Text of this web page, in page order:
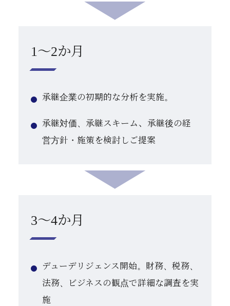
1～2か月
承継企業の初期的な分析を実施。
承継対価、承継スキーム、承継後の経
営方針・施策を検討しご提案
3～4か月
デューデリジェンス開始。財務、税務、
法務、ビジネスの観点で詳細な調査を実
施